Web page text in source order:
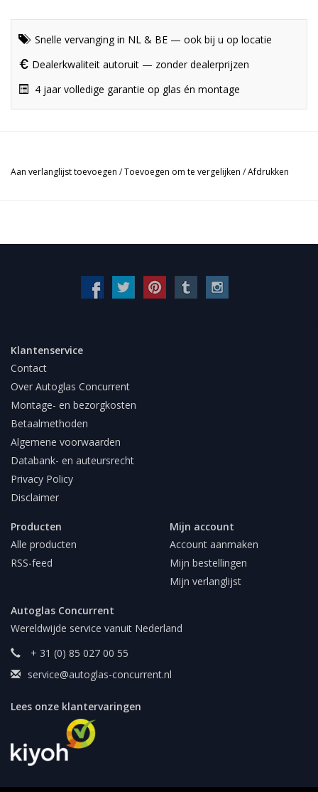
Snelle vervanging in NL & BE — ook bij u op locatie
Dealerkwaliteit autoruit — zonder dealerprijzen
4 jaar volledige garantie op glas én montage
Aan verlanglijst toevoegen /Toevoegen om te vergelijken /Afdrukken
Klantenservice
Contact
Over Autoglas Concurrent
Montage- en bezorgkosten
Betaalmethoden
Algemene voorwaarden
Databank- en auteursrecht
Privacy Policy
Disclaimer
Producten
Alle producten
RSS-feed
Mijn account
Account aanmaken
Mijn bestellingen
Mijn verlanglijst
Autoglas Concurrent
Wereldwijde service vanuit Nederland
+ 31 (0) 85 027 00 55
service@autoglas-concurrent.nl
Lees onze klantervaringen